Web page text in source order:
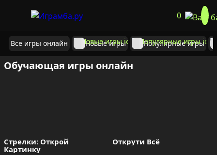
0
Все игры онлайн Новые игры Популярные игры
Обучающая игры онлайн
Стрелки: Открой
Картинку
Открути Всё